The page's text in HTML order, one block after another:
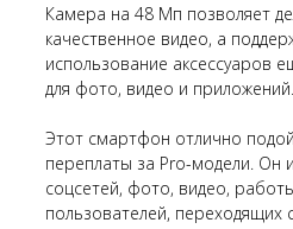
Камера на 48 Мп позволяет
качественное видео, а
использование аксессуаров
для фото, видео и приложений.
Этот смартфон отлично
переплаты за Pro-модели. Он
соцсетей, фото, видео,
пользователей, переходящих